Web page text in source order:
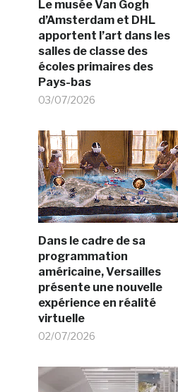
Le musée Van Gogh
d’Amsterdam et DHL
apportent l’art dans les
salles de classe des
écoles primaires des
Pays-bas
03/07/2026
Dans le cadre de sa
programmation
américaine, Versailles
présente une nouvelle
expérience en réalité
virtuelle
02/07/2026